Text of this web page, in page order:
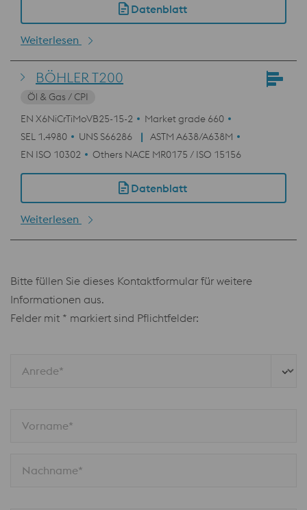
Datenblatt
Weiterlesen
BÖHLER T200
Öl & Gas / CPI
EN X6NiCrTiMoVB25-15-2
Market grade 660
SEL 1.4980
UNS S66286
ASTM A638/A638M
EN ISO 10302
Others NACE MR0175 / ISO 15156
Datenblatt
Weiterlesen
Bitte füllen Sie dieses Kontaktformular für weitere
Informationen aus.
Felder mit * markiert sind Pflichtfelder:
Anrede*
Vorname*
Nachname*